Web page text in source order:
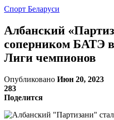
Спорт Беларуси
Албанский
соперником БАТЭ
Лиги чемпионов
Опубликовано Июн 20, 2023
283
Поделится